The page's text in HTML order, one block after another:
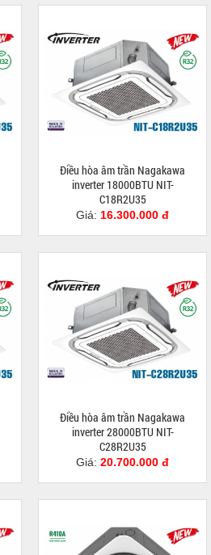
Điều hòa âm trần Nagakawa
inverter 18000BTU NIT-
C18R2U35
Giá: 16.300.000 đ
Điều hòa âm trần Nagakawa
inverter 28000BTU NIT-
C28R2U35
Giá: 20.700.000 đ